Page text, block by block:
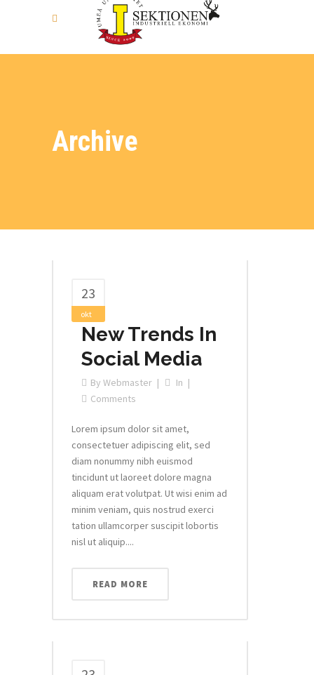
Archive
23
okt
New Trends In
Social Media
By Webmaster
In
Comments
Lorem ipsum dolor sit amet,
consectetuer adipiscing elit, sed
diam nonummy nibh euismod
tincidunt ut laoreet dolore magna
aliquam erat volutpat. Ut wisi enim ad
minim veniam, quis nostrud exerci
tation ullamcorper suscipit lobortis
nisl ut aliquip....
READ MORE